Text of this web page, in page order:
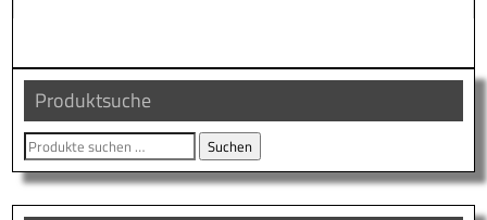
Produktsuche
Suche
nach:
Suchen